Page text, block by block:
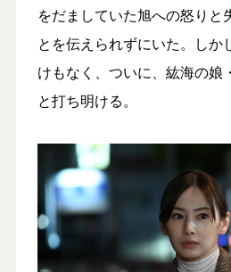
をだましていた旭への怒りと
とを伝えられずにいた。しか
けもなく、ついに、紘海の娘
と打ち明ける。